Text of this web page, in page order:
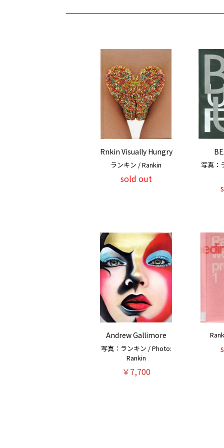
Rnkin Visually Hungry
ランキン / Rankin
sold out
写真：
Andrew Gallimore
写真：ランキン / Photo:
Rankin
￥7,700